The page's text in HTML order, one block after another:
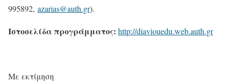
995892, azarias@auth.gr).
Ιστοσελίδα προγράμματος: http://diaviouedu.web.auth.gr
Με εκτίμηση